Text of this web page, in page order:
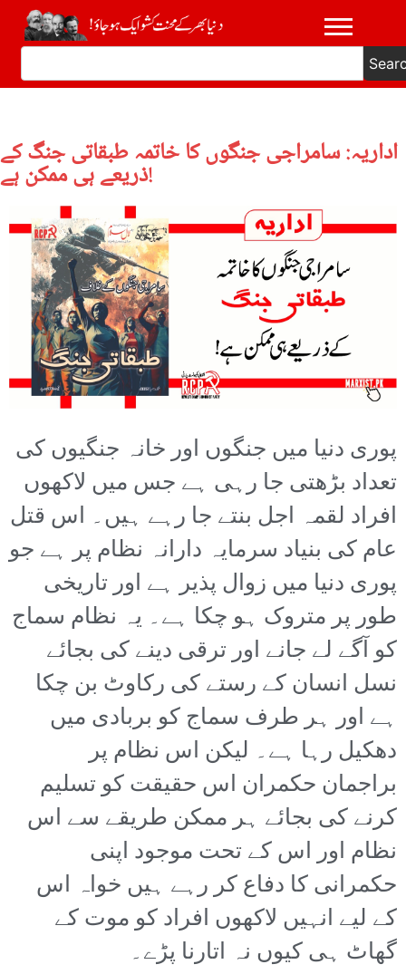
اداریہ: سامراجی جنگوں کا خاتمہ طبقاتی جنگ کے
ذریعے ہی ممکن ہے!
پوری دنیا میں جنگوں اور خانہ جنگیوں کی
تعداد بڑھتی جا رہی ہے جس میں لاکھوں
افراد لقمہ اجل بنتے جا رہے ہیں۔ اس قتل
عام کی بنیاد سرمایہ دارانہ نظام پر ہے جو
پوری دنیا میں زوال پذیر ہے اور تاریخی
طور پر متروک ہو چکا ہے۔ یہ نظام سماج
کو آگے لے جانے اور ترقی دینے کی بجائے
نسل انسان کے رستے کی رکاوٹ بن چکا
ہے اور ہر طرف سماج کو بربادی میں
دھکیل رہا ہے۔ لیکن اس نظام پر
براجمان حکمران اس حقیقت کو تسلیم
کرنے کی بجائے ہر ممکن طریقے سے اس
نظام اور اس کے تحت موجود اپنی
حکمرانی کا دفاع کر رہے ہیں خواہ اس
کے لیے انہیں لاکھوں افراد کو موت کے
گھاٹ ہی کیوں نہ اتارنا پڑے۔